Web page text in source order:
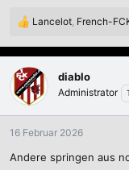
R
a
k
t
i
o
n
n
Lancelot French-
diablo
Administrator
16 Februar 2026
Andere springen aus